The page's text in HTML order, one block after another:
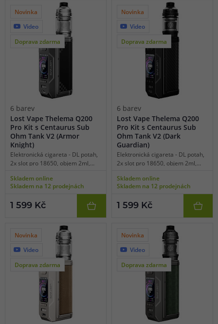
Novinka
Video
Doprava zdarma
6 barev
Lost Vape Thelema Q200
Pro Kit s Centaurus Sub
Ohm Tank V2 (Armor
Knight)
Elektronická cigareta - DL potah,
2x slot pro 18650, objem 2ml,
dobíjení USB-C, regulace air-flow,
displej, manuální vypínač, široká
SS316, Ti, Ni, čipset Quest X 3.0,
zpracování, platforma žhavících
hlav UB Max.
Skladem online
Skladem na 12 prodejnách
1 599 Kč
Novinka
Video
Doprava zdarma
6 barev
Lost Vape Thelema Q200
Pro Kit s Centaurus Sub
Ohm Tank V2 (Dark
Guardian)
Elektronická cigareta - DL potah,
2x slot pro 18650, objem 2ml,
dobíjení USB-C, regulace air-flow,
displej, manuální vypínač, široká
SS316, Ti, Ni, čipset Quest X 3.0,
zpracování, platforma žhavících
hlav UB Max.
Skladem online
Skladem na 12 prodejnách
1 599 Kč
Novinka
Video
Doprava zdarma
Novinka
Video
Doprava zdarma